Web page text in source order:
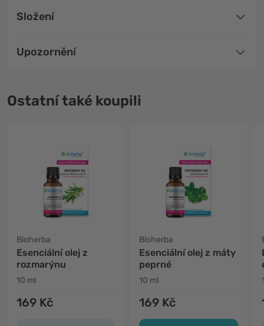
Složení
Upozornění
Ostatní také koupili
Bioherba
Esenciální olej z
rozmarýnu
10 ml
169 Kč
Bioherba
Esenciální olej z máty
peprné
10 ml
169 Kč